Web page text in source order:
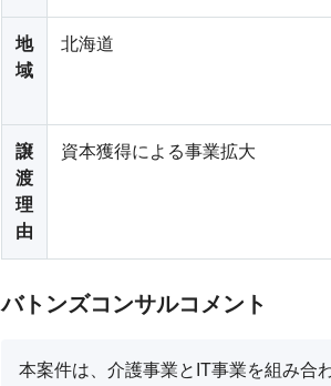
地
域
北海道
譲
渡
理
由
資本獲得による事業拡大
バトンズコンサルコメント
本案件は、介護事業とIT事業を組み合